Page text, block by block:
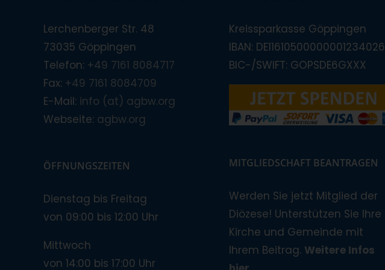
Lerchenberger Str. 48
73035 Göppingen
Telefon: +49 7161 8084717
Fax: +49 7161 8084709
E-Mail: info (at) agbw.org
Webseite: agbw.org
ÖFFNUNGSZEITEN
Dienstag bis Freitag
von 09:00 bis 12:00 Uhr
Mittwoch
von 14:00 bis 17:00 Uhr
Kreissparkasse Göppingen
IBAN: DE11610500000001234026
BIC-/SWIFT: GOPSDE6GXXX
MITGLIEDSCHAFT BEANTRAGEN
Werden Sie jetzt Mitglied der
Diözese! Unterstützen Sie Ihre
Kirche und Gemeinde mit
Ihrem Beitrag. Weitere Infos